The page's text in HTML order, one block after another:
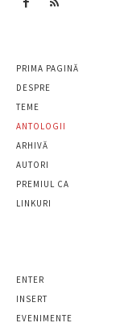
PRIMA PAGINĂ
DESPRE
TEME
ANTOLOGII
ARHIVĂ
AUTORI
PREMIUL CA
LINKURI
ENTER
INSERT
EVENIMENTE